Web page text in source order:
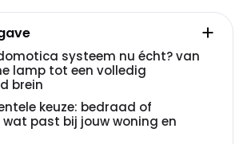
systeem nu écht? van
lamp tot een volledig
brein
keuze: bedraad of
past bij jouw woning en